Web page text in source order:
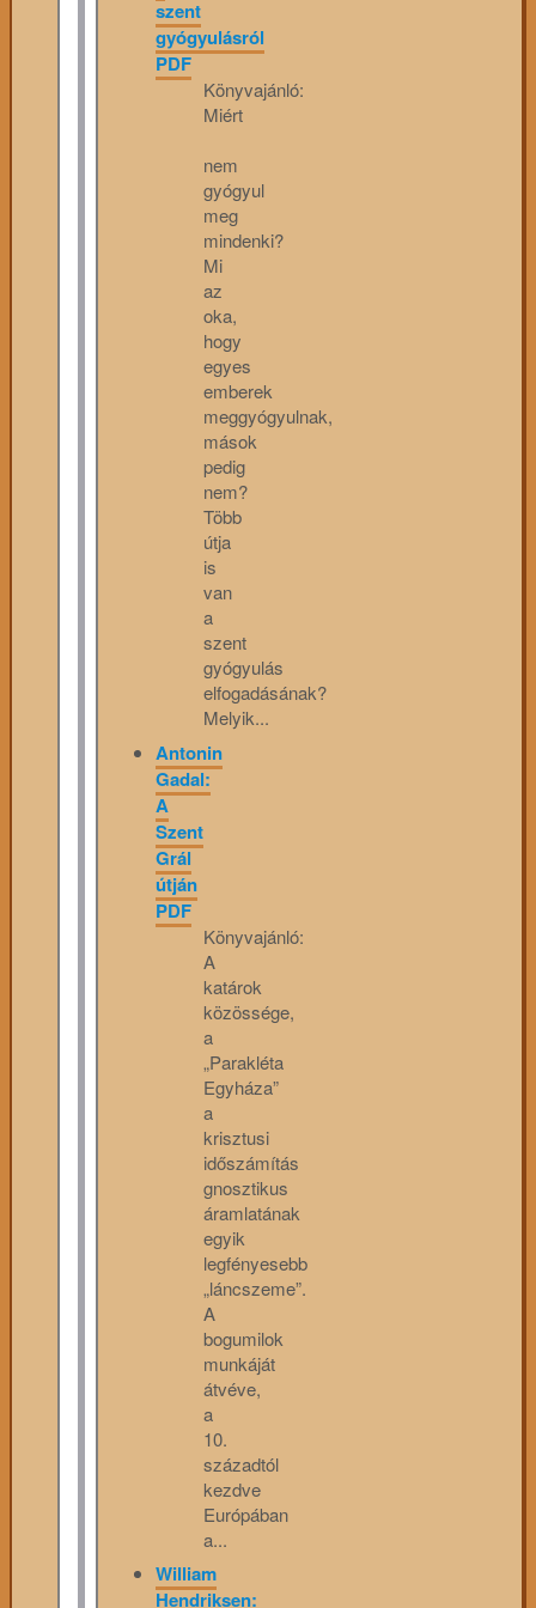
szent
gyógyulásról
PDF
Könyvajánló:
Miért
nem
gyógyul
meg
mindenki?
Mi
az
oka,
hogy
egyes
emberek
meggyógyulnak,
mások
pedig
nem?
Több
útja
is
van
a
szent
gyógyulás
elfogadásának?
Melyik...
Antonin
Gadal:
A
Szent
Grál
útján
PDF
Könyvajánló:
A
katárok
közössége,
a
„Parakléta
Egyháza”
a
krisztusi
időszámítás
gnosztikus
áramlatának
egyik
legfényesebb
„láncszeme”.
A
bogumilok
munkáját
átvéve,
a
10.
századtól
kezdve
Európában
a...
William
Hendriksen: